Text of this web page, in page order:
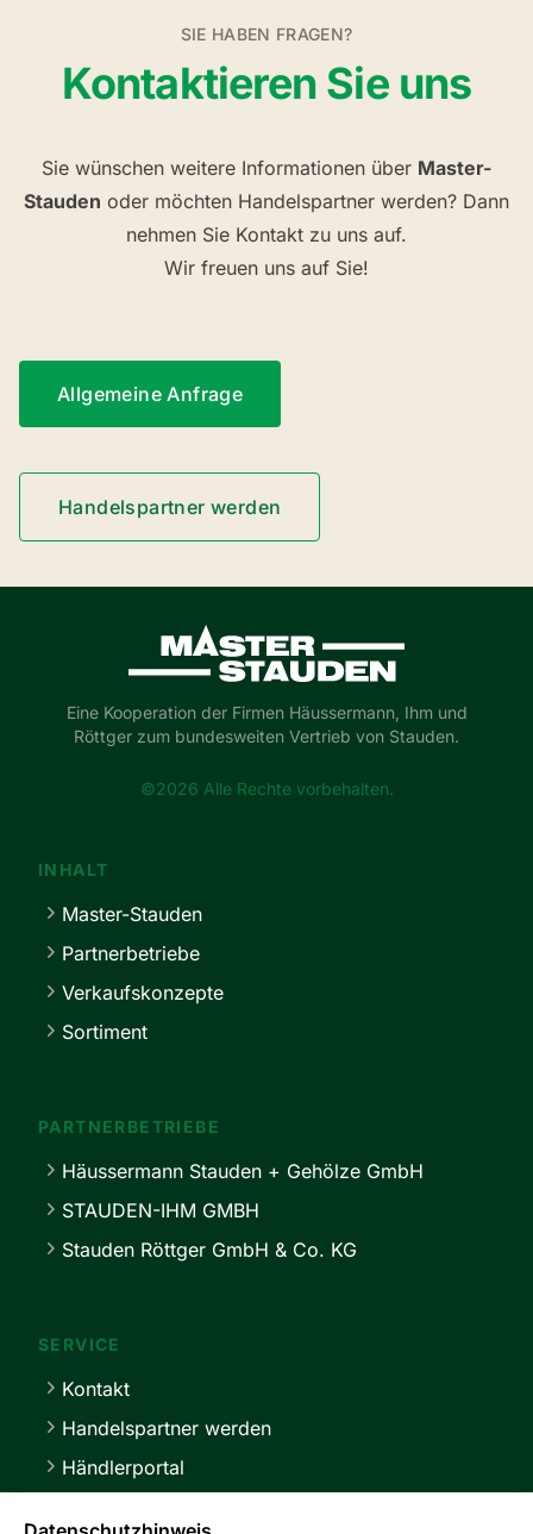
SIE HABEN FRAGEN?
Kontaktieren Sie uns
Sie wünschen weitere Informationen über Master-
Stauden oder möchten Handelspartner werden? Dann
nehmen Sie Kontakt zu uns auf.
Wir freuen uns auf Sie!
Allgemeine Anfrage
Handelspartner werden
Master-Stauden
Eine Kooperation der Firmen Häussermann, Ihm und
Röttger zum bundesweiten Vertrieb von Stauden.
©2026 Alle Rechte vorbehalten.
INHALT
Master-Stauden
Partnerbetriebe
Verkaufskonzepte
Sortiment
PARTNERBETRIEBE
Häussermann Stauden + Gehölze GmbH
STAUDEN-IHM GMBH
Stauden Röttger GmbH & Co. KG
SERVICE
Kontakt
Handelspartner werden
Händlerportal